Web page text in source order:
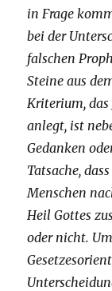
in Frage
bei der
falschen
Steine aus
Kriterium, das
anlegt, ist
Gedanken
Tatsache,
Menschen
Heil Gottes
oder nicht.